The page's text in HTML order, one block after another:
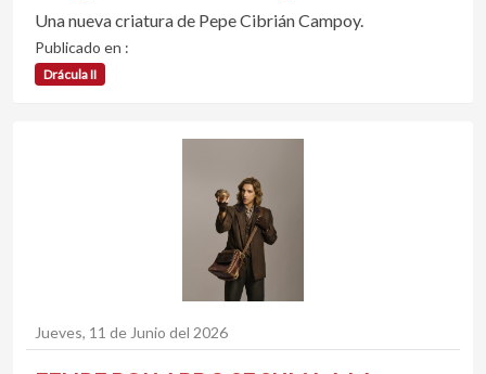
Una nueva criatura de Pepe Cibrián Campoy.
Publicado en :
Drácula II
Jueves, 11 de Junio del 2026